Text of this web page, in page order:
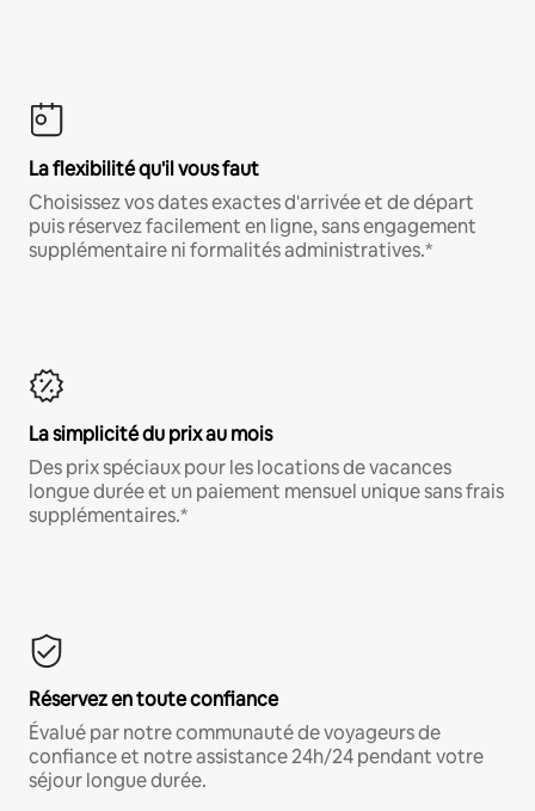
La flexibilité qu'il vous faut
Choisissez vos dates exactes d'arrivée et de départ
puis réservez facilement en ligne, sans engagement
supplémentaire ni formalités administratives.*
La simplicité du prix au mois
Des prix spéciaux pour les locations de vacances
longue durée et un paiement mensuel unique sans frais
supplémentaires.*
Réservez en toute confiance
Évalué par notre communauté de voyageurs de
confiance et notre assistance 24h/24 pendant votre
séjour longue durée.